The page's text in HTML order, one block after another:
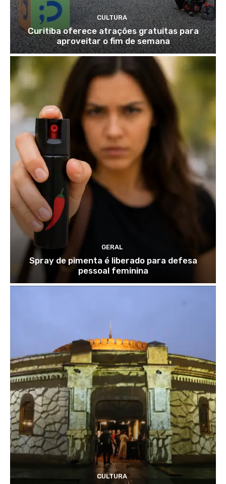
CULTURA
Curitiba oferece atrações gratuitas para
aproveitar o fim de semana
GERAL
Spray de pimenta é liberado para defesa
pessoal feminina
CULTURA